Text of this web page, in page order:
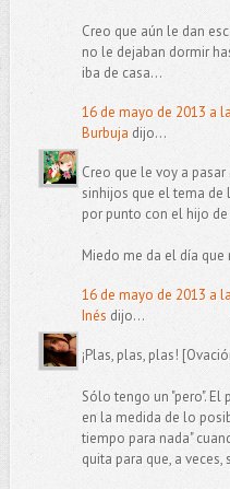
Creo que aún le dan
no le dejaban dormir
iba de casa...
16 de mayo de 2013 a
Burbuja dijo...
Creo que le voy a
sinhijos que el tema
por punto con el hijo
Miedo me da el día
16 de mayo de 2013 a
Inés dijo...
¡Plas, plas, plas!
Sólo tengo un "pero". El
en la medida de lo
tiempo para nada"
quita para que, a veces,